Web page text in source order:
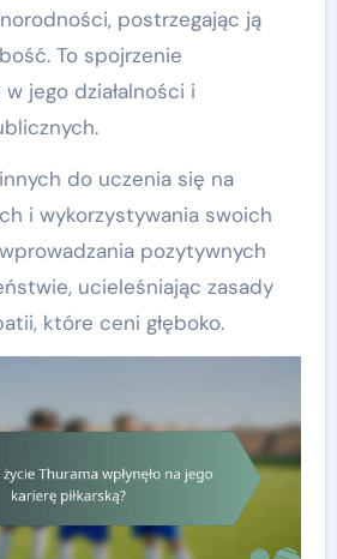
postrzegając ją
To spojrzenie
jego działalności i
do uczenia się na
i wykorzystywania swoich
pozytywnych
ucieleśniając zasady
które ceni głęboko.